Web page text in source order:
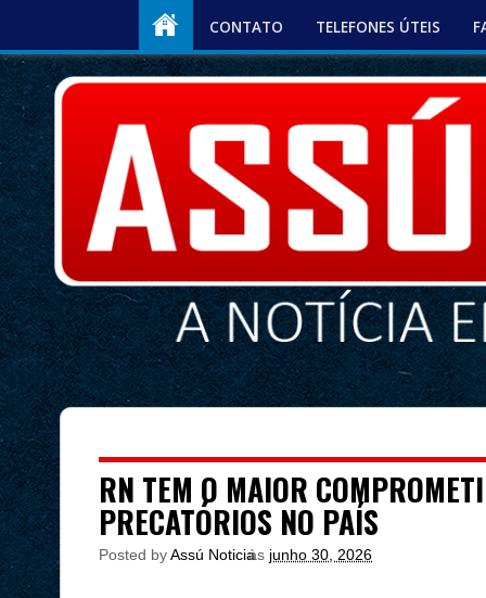
CONTATO TELEFONES ÚTEIS
RN TEM O MAIOR
PRECATÓRIOS NO PAÍS
Posted byAssú Noticia
às junho 30, 2026